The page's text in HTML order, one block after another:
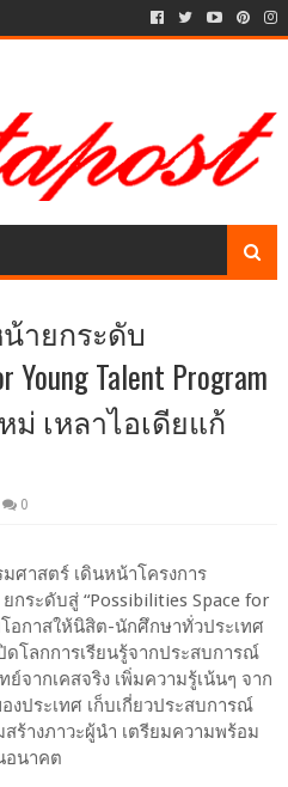
style Website
น้ายกระดับ
Young Talent Program
ม่ เหลาไอเดียแก้
0
ศาสตร์ เดินหน้าโครงการ
ยกระดับสู่ “Possibilities Space for
อกาสให้นิสิต-นักศึกษาทั่วประเทศ
ดโลกการเรียนรู้จากประสบการณ์
ย์จากเคสจริงเพิ่มความรู้เน้นๆ จาก
งประเทศ เก็บเกี่ยวประสบการณ์
สร้างภาวะผู้นำ เตรียมความพร้อม
อนาคต